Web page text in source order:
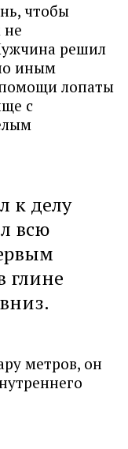
чтобы
не
решил
иным
лопаты
с
к делу
всю
глине
метров, он